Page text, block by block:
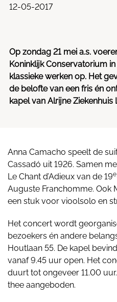
12-05-2017
Op zondag 21 mei a.s.
Koninklijk Conservatorium
klassieke werken op. Het
de belofte van een fris én
kapel van Alrijne Ziekenhuis
Anna Camacho speelt de
Cassadó uit 1926. Samen
Le Chant d’Adieux van de 19e
Auguste Franchomme. Ook
een stuk voor vioolsolo en
Het concert wordt
bezoekers én andere
Houtlaan 55. De kapel
vanaf 9.45 uur open. Het
duurt tot ongeveer 11.00
thee aangeboden.